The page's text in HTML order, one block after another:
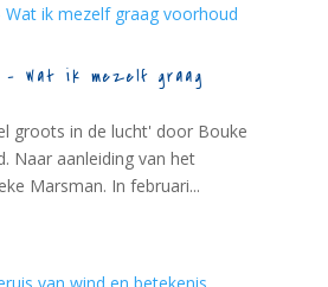
– Wat ik mezelf graag
groots in de lucht' door Bouke
Naar aanleiding van het
Marsman. In februari...